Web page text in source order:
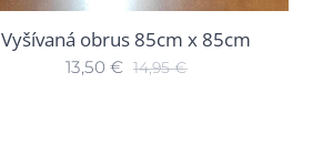
Vyšívaná obrus 85cm x 85cm
13,50€ 14,95€